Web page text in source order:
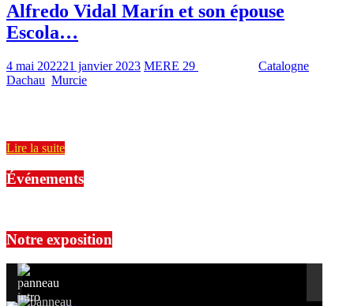
Alfredo Vidal Marín et son épouse
Escola…
4 mai 202221 janvier 2023 MERE 29 Catalogne
Dachau Murcie
Lire la suite
Événements
Notre exposition